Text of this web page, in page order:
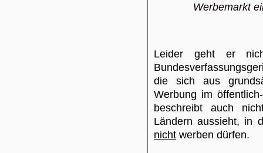
Werbemarkt
Leider geht er
die sich aus
Werbung im
beschreibt auch
Ländern aussieht, in
nicht werben dürfen.